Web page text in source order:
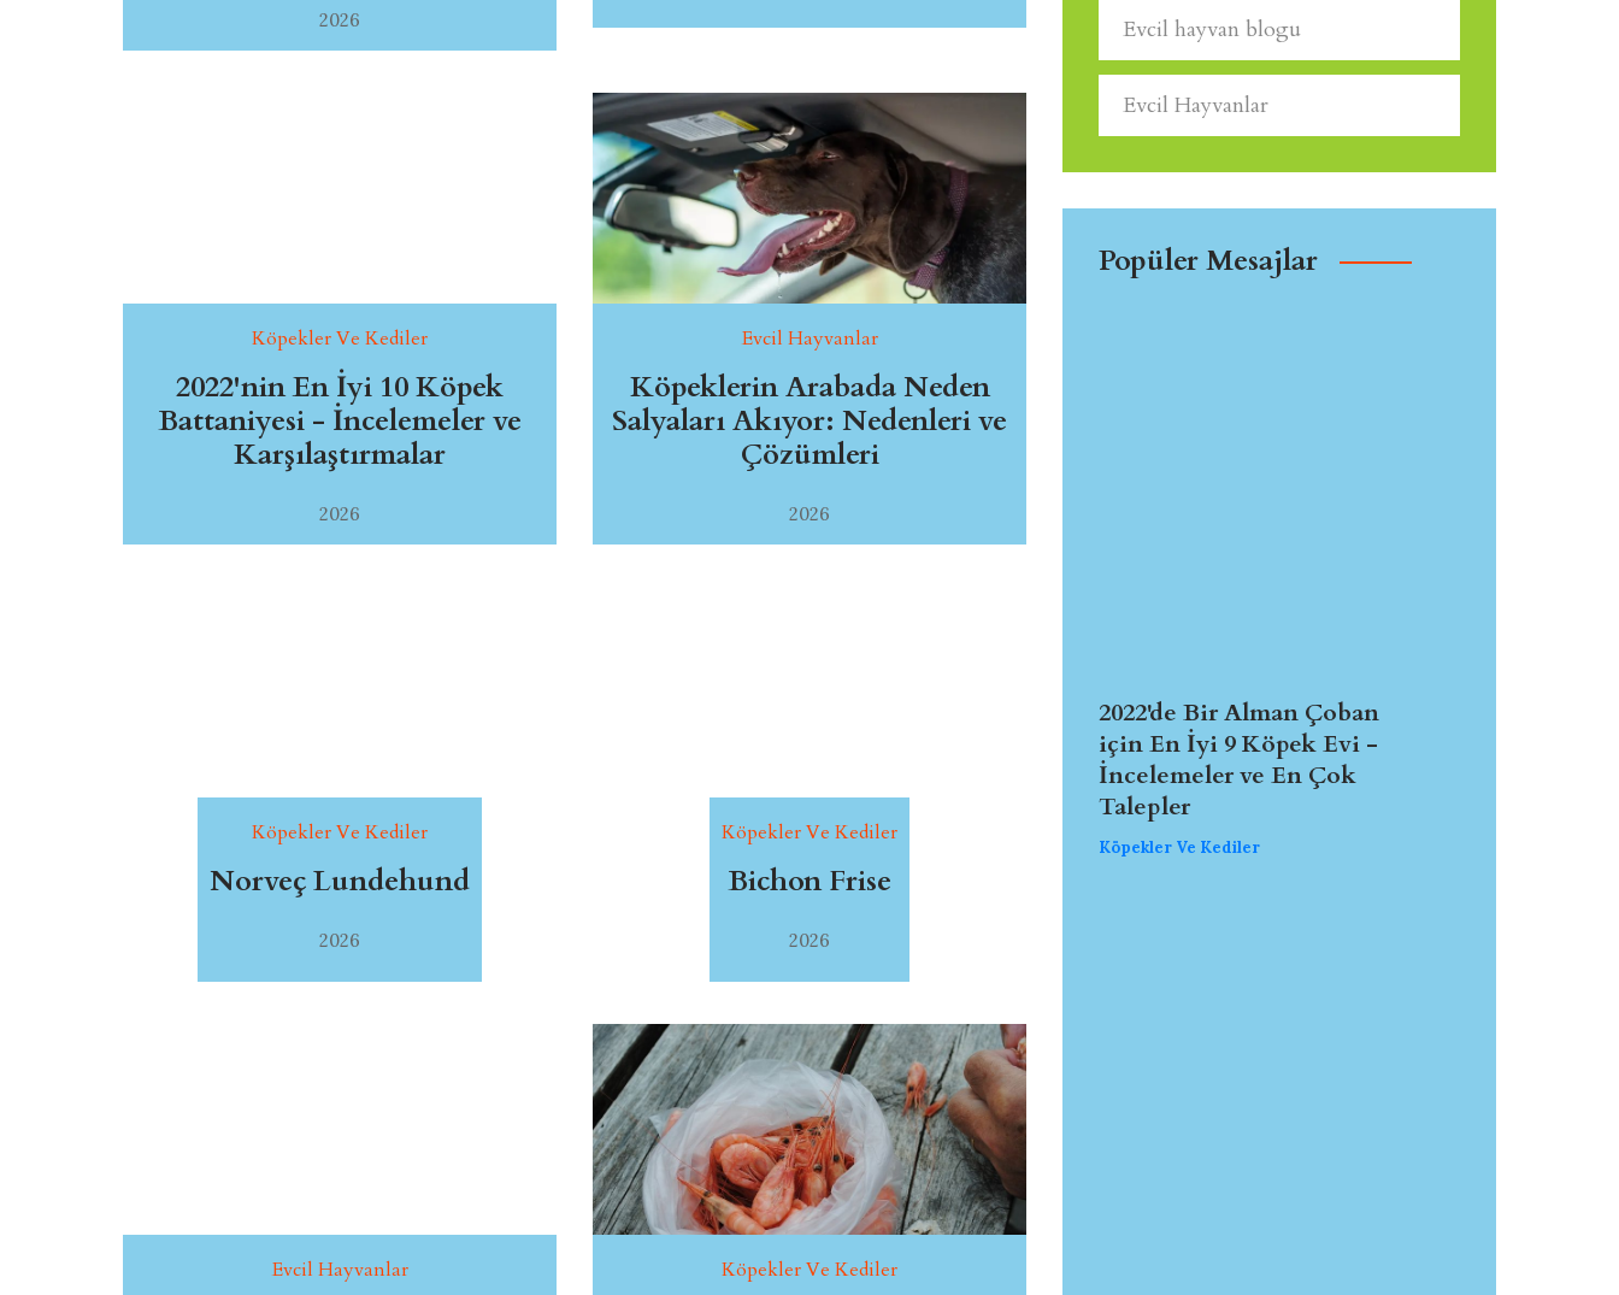
2026
Köpekler Ve Kediler
2022'nin En İyi 10 Köpek
Battaniyesi - İncelemeler ve
Karşılaştırmalar
2026
Evcil Hayvanlar
Köpeklerin Arabada Neden
Salyaları Akıyor: Nedenleri ve
Çözümleri
2026
Köpekler Ve Kediler
Norveç Lundehund
2026
Köpekler Ve Kediler
Bichon Frise
2026
Evcil Hayvanlar Köpekler Ve Kediler
Evcil hayvan blogu
Evcil Hayvanlar
Popüler Mesajlar
2022'de Bir Alman Çoban
için En İyi 9 Köpek Evi -
İncelemeler ve En Çok
Talepler
Köpekler Ve Kediler